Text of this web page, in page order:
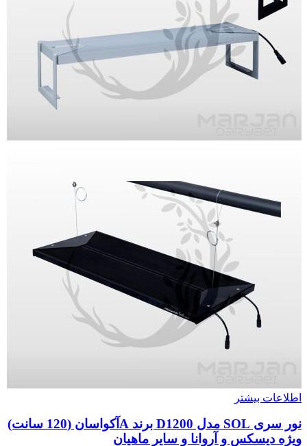
اطلاعات بیشتر
نور سری SOL مدل D1200 برند Aآکواسان (120 سانت)
ویژه دیسکس و آروانا و سایر ماهیان